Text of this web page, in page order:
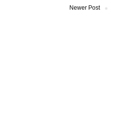
Newer Post